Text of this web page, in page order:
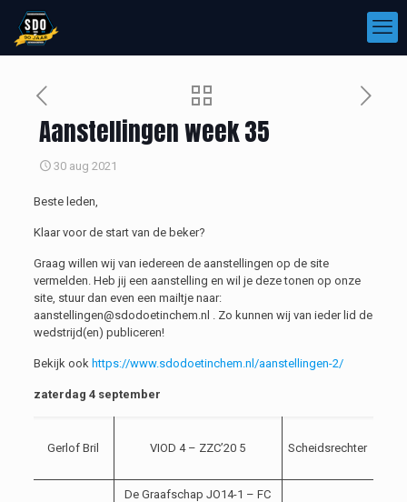
Aanstellingen week 35
30 aug 2021
Beste leden,
Klaar voor de start van de beker?
Graag willen wij van iedereen de aanstellingen op de site
vermelden. Heb jij een aanstelling en wil je deze tonen op onze
site, stuur dan even een mailtje naar:
aanstellingen@sdodoetinchem.nl . Zo kunnen wij van ieder lid de
wedstrijd(en) publiceren!
Bekijk ook https://www.sdodoetinchem.nl/aanstellingen-2/
zaterdag 4 september
Gerlof Bril VIOD 4 – ZZC’20 5 Scheidsrechter
De Graafschap JO14-1 – FC